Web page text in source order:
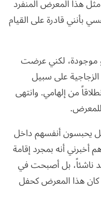
هذا المعرض المنفرد
بأنني قادرة على القيام
موجودة، لكني عرضت
الزجاجية على سبيل
من إلهامي. وانتهى
يحبسون أنفسهم داخل
أخبرني أنه بمجرد إقامة
ناشئاً، بل أصبحت في
كان هذا المعرض كحفل